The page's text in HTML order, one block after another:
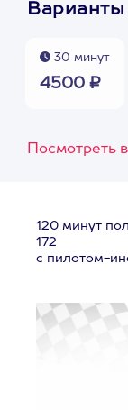
Варианты
30 минут
4500 ₽
Посмотреть
120 минут
172
с пилотом-